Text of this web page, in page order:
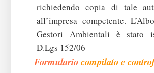
richiedendo copia di tale
all’impresa competente.
Gestori Ambientali è stato
D.Lgs 152/06
Formulariocompilato e